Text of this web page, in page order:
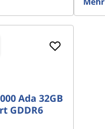
Ada 32GB
GDDR6